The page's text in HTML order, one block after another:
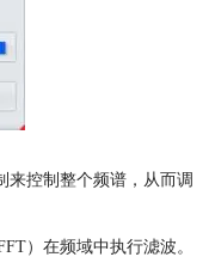
来控制整个频谱，从而调
）在频域中执行滤波。